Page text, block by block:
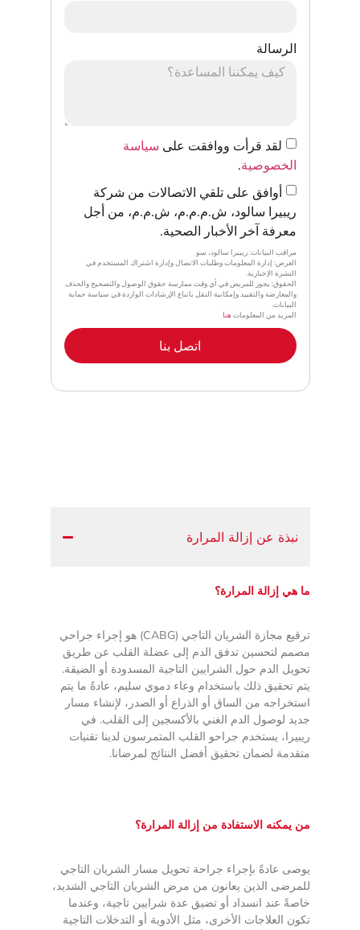
الرسالة
لقد قرأت ووافقت على سياسة
الخصوصية.
أوافق على تلقي الاتصالات من شركة
ريبيرا سالود، ش.م.م.م، ش.م.م، من أجل
معرفة آخر الأخبار الصحية.
مراقب البيانات: ريبيرا سالود، سو
الغرض: إدارة المعلومات وطلبات الاتصال وإدارة اشتراك المستخدم في
النشرة الإخبارية.
الحقوق: يجوز للمريض في أي وقت ممارسة حقوق الوصول والتصحيح والحذف
والمعارضة والتقييد وإمكانية النقل باتباع الإرشادات الواردة في سياسة حماية
البيانات.
المزيد من المعلومات هنا
اتصل بنا
نبذة عن إزالة المرارة
ما هي إزالة المرارة؟
ترقيع مجازة الشريان التاجي (CABG) هو إجراء جراحي
مصمم لتحسين تدفق الدم إلى عضلة القلب عن طريق
تحويل الدم حول الشرايين التاجية المسدودة أو الضيقة.
يتم تحقيق ذلك باستخدام وعاء دموي سليم، عادةً ما يتم
استخراجه من الساق أو الذراع أو الصدر، لإنشاء مسار
جديد لوصول الدم الغني بالأكسجين إلى القلب. في
ريبيرا، يستخدم جراحو القلب المتمرسون لدينا تقنيات
متقدمة لضمان تحقيق أفضل النتائج لمرضانا.
من يمكنه الاستفادة من إزالة المرارة؟
يوصى عادةً بإجراء جراحة تحويل مسار الشريان التاجي
للمرضى الذين يعانون من مرض الشريان التاجي الشديد،
خاصةً عند انسداد أو تضيق عدة شرايين تاجية، وعندما
تكون العلاجات الأخرى، مثل الأدوية أو التدخلات التاجية